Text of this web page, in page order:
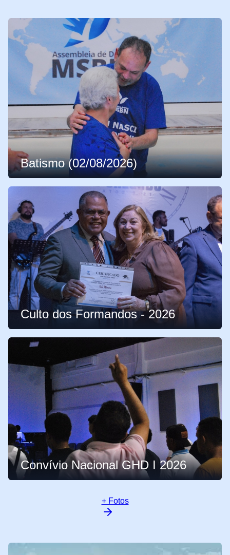
Batismo (02/08/2026)
Culto dos Formandos - 2026
Convívio Nacional GHD I 2026
+ Fotos